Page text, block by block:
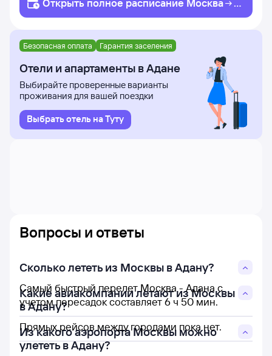
Открыть полное расписание Москва
А
дана
Безопасная оплата Гарантия заселения
Отели и апартаменты в Адане
Выбирайте проверенные варианты
проживания для вашей поездки
Выбрать отель на Туту
Вопросы и ответы
Сколько лететь из Москвы в Адану?
Самый быстрый перелет Москва - Адана с
учетом пересадок составляет 6 ч 50 мин.
Какие авиакомпании летают из Москвы
в Адану?
Прямых рейсов между городами пока нет.
Из какого аэропорта Москвы можно
улететь в Адану?